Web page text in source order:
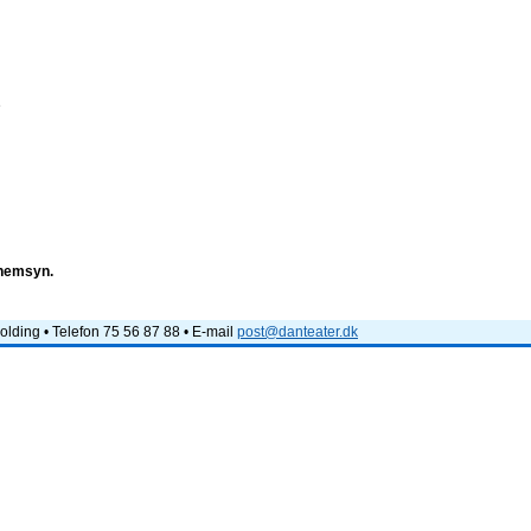
• Telefon 75 56 87 88 • E-mail post@danteater.dk